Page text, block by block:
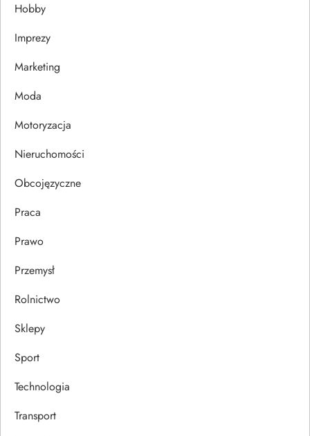
a
w
p
u
Hobby
Imprezy
Marketing
Moda
Motoryzacja
Nieruchomości
Obcojęzyczne
Praca
Prawo
Przemysł
Rolnictwo
Sklepy
Sport
Technologia
Transport